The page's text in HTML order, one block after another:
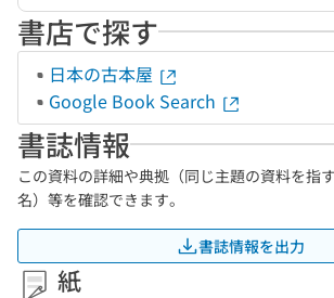
書店で探す
日本の古本屋
Google Book Search
書誌情報
この資料の詳細や典拠（同じ主題の資料を指
名）等を確認できます。
書誌情報を出力
紙